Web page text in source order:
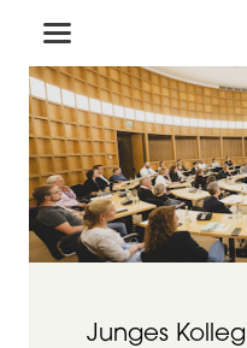
Junges Kolleg